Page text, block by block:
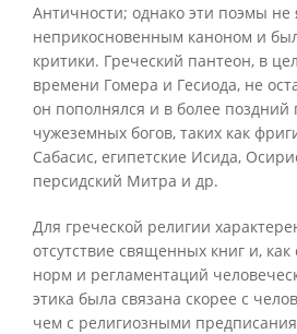
Античности; однако эти поэмы не
неприкосновенным каноном и
критики. Греческий пантеон, в
времени Гомера и Гесиода, не
он пополнялся и в более поздний
чужеземных богов, таких как
Сабасис, египетские Исида,
персидский Митра и др.
Для греческой религии
отсутствие священных книг и, как
норм и регламентаций
этика была связана скорее с
чем с религиозными